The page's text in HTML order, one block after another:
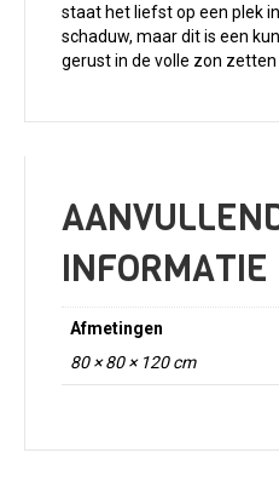
staat het liefst op een plek
schaduw, maar dit is een
gerust in de volle zon zetten
INFORMATIE
Afmetingen
80 × 80 × 120 cm